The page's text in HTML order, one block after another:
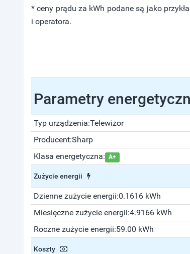
* ceny prądu za kWh podane są jako
i operatora.
Parametry
Typ urządzenia:Telewizor
Producent:Sharp
Klasa energetyczna: A+
Zużycie energii
Dzienne zużycie energii:0.1616 kWh
Miesięczne zużycie energii:4.9166 kWh
Roczne zużycie energii:59.00 kWh
Koszty